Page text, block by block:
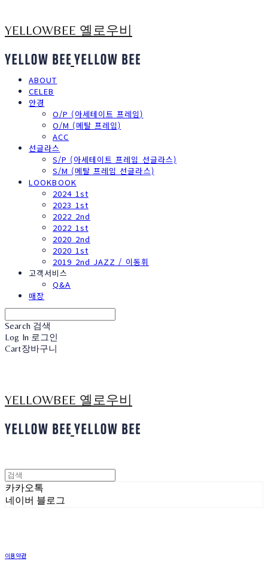
YELLOWBEE 옐로우비
ABOUT
CELEB
안경
O/P (아세테이트 프레임)
O/M (메탈 프레임)
ACC
선글라스
S/P (아세테이트 프레임 선글라스)
S/M (메탈 프레임 선글라스)
LOOKBOOK
2024 1st
2023 1st
2022 2nd
2022 1st
2020 2nd
2020 1st
2019 2nd JAZZ / 이동휘
고객서비스
Q&A
매장
Search 검색
Log In 로그인
Cart장바구니
YELLOWBEE 옐로우비
카카오톡
네이버 블로그
이용약관